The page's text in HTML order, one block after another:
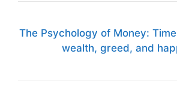
The Psychology of Money:
wealth, greed, and